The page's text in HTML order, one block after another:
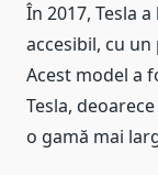
În 2017, Tesla
accesibil, cu
Acest model a
Tesla,
o gamă mai